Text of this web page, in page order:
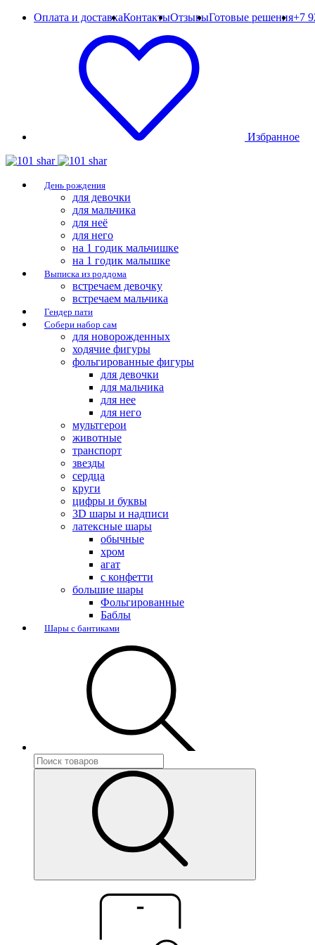
Оплата и доставкаКонтактыОтзывыГотовые решения+7
Избранное
День рождения
для девочки
для мальчика
для неё
для него
на 1 годик мальчишке
на 1 годик малышке
Выписка из роддома
встречаем девочку
встречаем мальчика
Гендер пати
Собери набор сам
для новорожденных
ходячие фигуры
фольгированные фигуры
для девочки
для мальчика
для нее
для него
мультгерои
животные
транспорт
звезды
сердца
круги
цифры и буквы
3D шары и надписи
латексные шары
обычные
хром
агат
с конфетти
большие шары
Фольгированные
Баблы
Шары с бантиками